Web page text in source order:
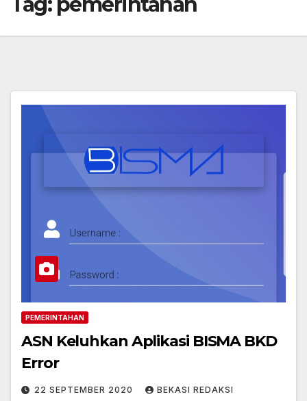
PEMERINTAHAN
ASN Keluhkan Aplikasi BISMA BKD
Error
22 SEPTEMBER 2020 BEKASI REDAKSI